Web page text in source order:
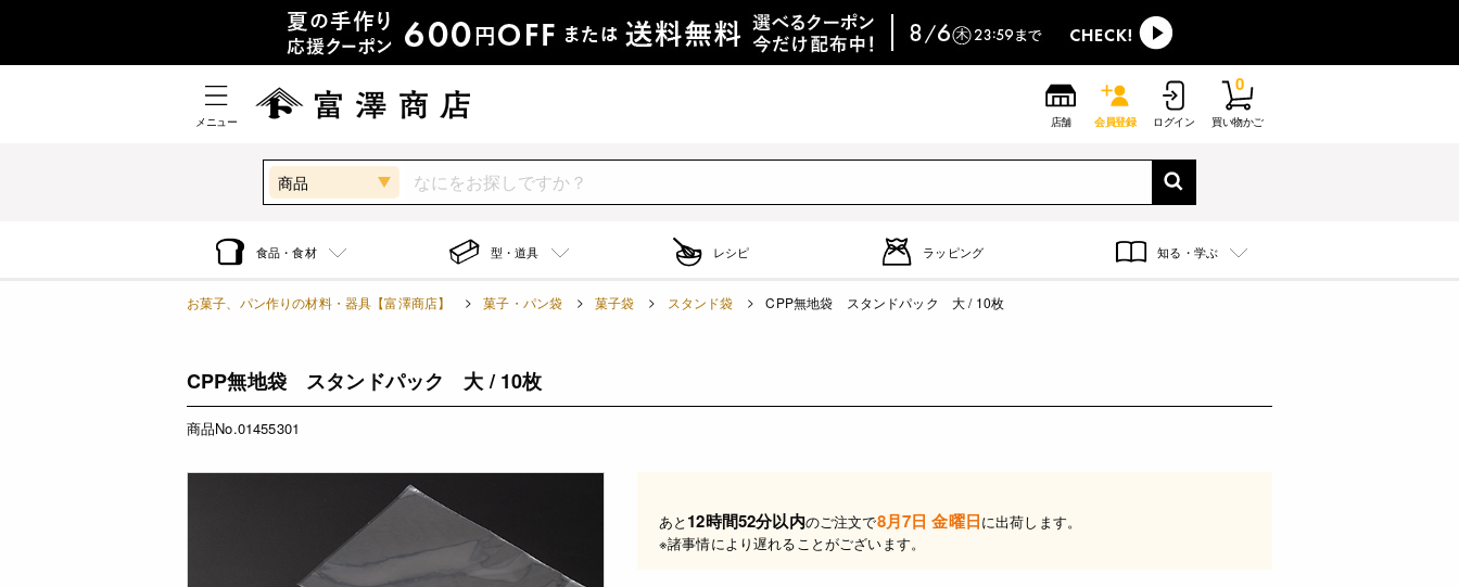
メニュー 店舗 会員登録 ログイン 買い物かご
0
商品
食品・食材 型・道具 レシピ ラッピング 知る・学ぶ
お菓子、パン作りの材料・器具【富澤商店】 菓子・パン袋 菓子袋 スタンド袋 CPP無地袋 スタンドパック 大 / 10枚
CPP無地袋 スタンドパック 大 / 10枚
商品No.01455301
あと 12時間52分以内のご注文で8月7日 金曜日に出荷します。
※諸事情により遅れることがございます。